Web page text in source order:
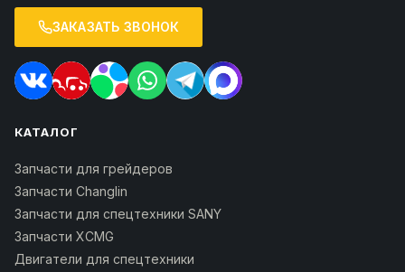
ЗАКАЗАТЬ ЗВОНОК
КАТАЛОГ
Запчасти для грейдеров
Запчасти Changlin
Запчасти для спецтехники SANY
Запчасти XCMG
Двигатели для спецтехники